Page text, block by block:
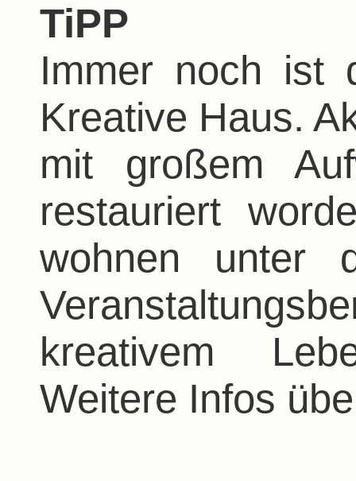
TiPP
Immer noch ist
Kreative Haus.
mit großem
restauriert
wohnen unter
kreativem
Weitere Infos